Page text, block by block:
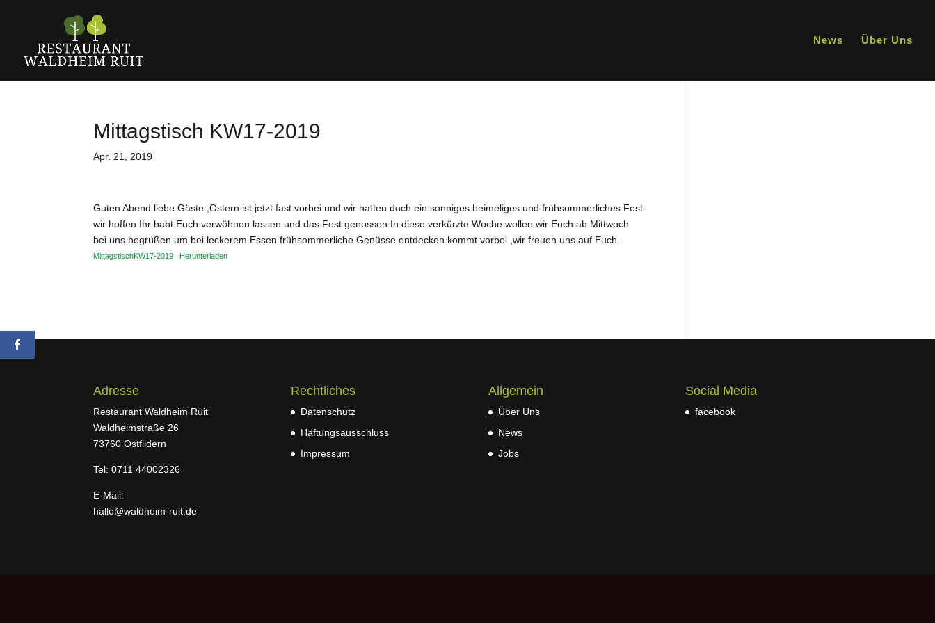
News Über Uns
Mittagstisch KW17-2019
Apr. 21, 2019
Guten Abend liebe Gäste ,Ostern ist jetzt fast vorbei und wir hatten doch ein sonniges heimeliges und frühsommerliches Fest
wir hoffen Ihr habt Euch verwöhnen lassen und das Fest genossen.In diese verkürzte Woche wollen wir Euch ab Mittwoch
bei uns begrüßen um bei leckerem Essen frühsommerliche Genüsse entdecken kommt vorbei ,wir freuen uns auf Euch.
MittagstischKW17-2019 Herunterladen
Adresse
Restaurant Waldheim Ruit
Waldheimstraße 26
73760 Ostfildern
Tel: 0711 44002326
E-Mail:
hallo@waldheim-ruit.de
Rechtliches
Datenschutz
Haftungsausschluss
Impressum
Allgemein
Über Uns
News
Jobs
Social Media
facebook